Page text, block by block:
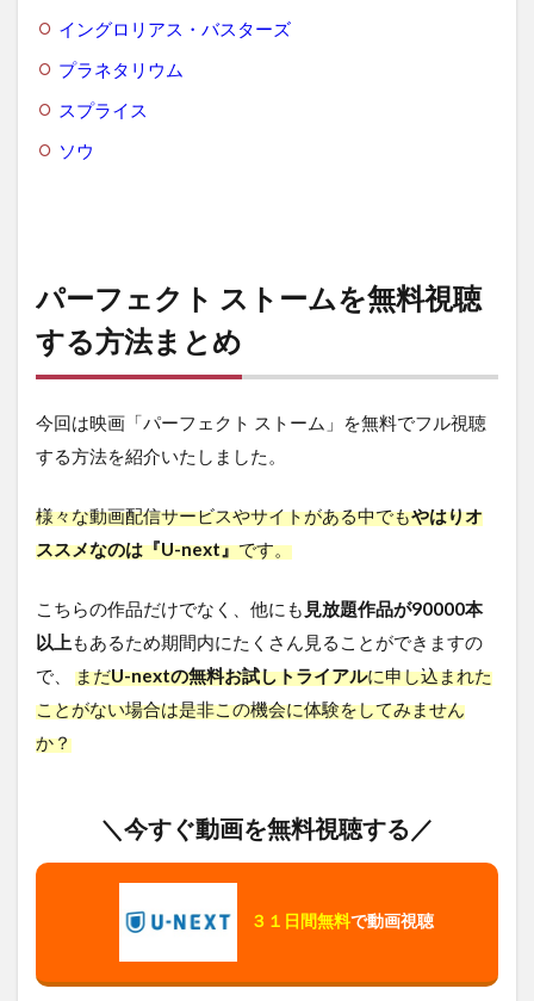
イングロリアス・バスターズ
プラネタリウム
スプライス
ソウ
パーフェクト ストームを無料視聴
する方法まとめ
今回は映画「パーフェクト ストーム」を無料でフル視聴
する方法を紹介いたしました。
様々な動画配信サービスやサイトがある中でもやはりオ
ススメなのは『U-next』です。
こちらの作品だけでなく、他にも 見放題作品が90000本
以上もあるため期間内にたくさん見ることができますの
で、 まだU-nextの無料お試しトライアルに申し込まれた
ことがない場合は是非この機会に体験をしてみません
か？
＼今すぐ動画を無料視聴する／
３１日間無料で動画視聴